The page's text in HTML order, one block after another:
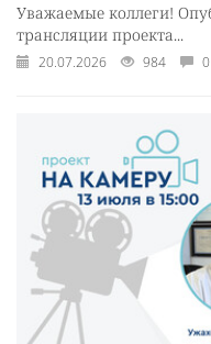
Уважаемые коллеги!
трансляции проекта...
20.07.2026 984 0